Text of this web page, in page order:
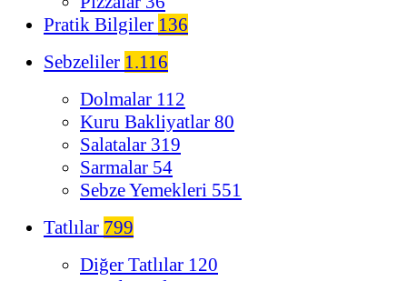
Pratik Bilgiler 136
Sebzeliler 1.116
Dolmalar 112
Kuru Bakliyatlar 80
Salatalar 319
Sarmalar 54
Sebze Yemekleri 551
Tatlılar 799
Diğer Tatlılar 120